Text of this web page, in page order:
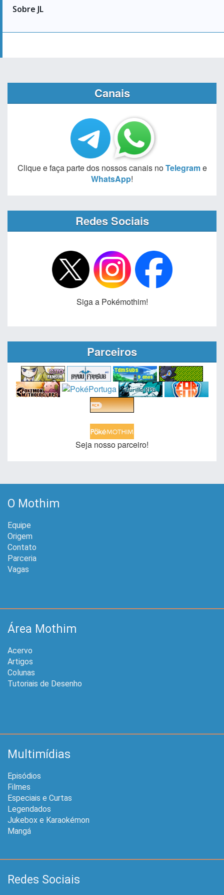
Sobre JL
Canais
Clique e faça parte dos nossos canais noTelegrame
WhatsApp!
Redes Sociais
Siga a Pokémothim!
Parceiros
Seja nosso parceiro!
O Mothim
Equipe
Origem
Contato
Parceria
Vagas
Área Mothim
Acervo
Artigos
Colunas
Tutoriais de Desenho
Multimídias
Episódios
Filmes
Especiais e Curtas
Legendados
Jukebox e Karaokémon
Mangá
Redes Sociais